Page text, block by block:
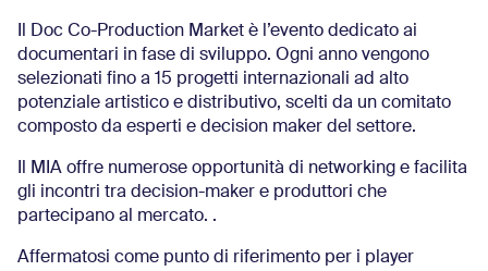
Il Doc Co-Production Market è l’evento dedicato ai
documentari in fase di sviluppo. Ogni anno vengono
selezionati fino a 15 progetti internazionali ad alto
potenziale artistico e distributivo, scelti da un comitato
composto da esperti e decision maker del settore.
Il MIA offre numerose opportunità di networking e facilita
gli incontri tra decision-maker e produttori che
partecipano al mercato. .
Affermatosi come punto di riferimento per i player